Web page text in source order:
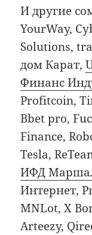
И другие
YourWay,
Solutions,
дом Карат,
Финанс
Profitcoin,
Bbet pro,
Finance,
Tesla,
ИФД
Интернет,
MNLot, X
Arteezy,